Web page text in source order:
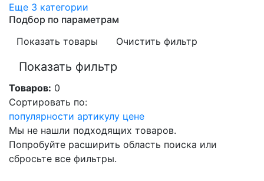
Еще 3 категории
Подбор по параметрам
Показать товары
Очистить фильтр
Показать фильтр
Товаров: 0
Сортировать по:
популярности артикулу цене
Мы не нашли подходящих товаров.
Попробуйте расширить область поиска или
сбросьте все фильтры.